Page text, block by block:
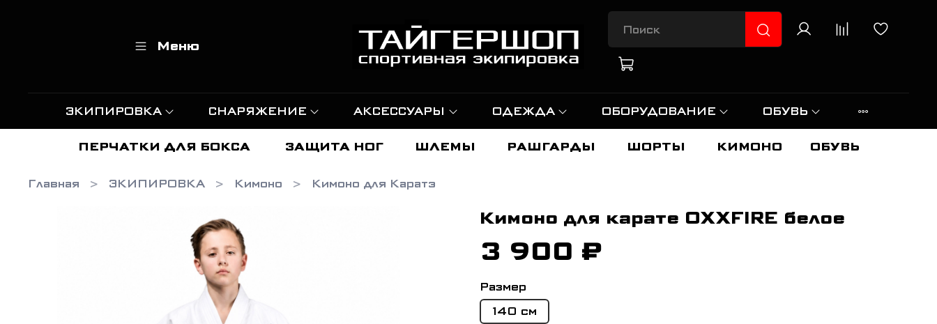
Меню
ЭКИПИРОВКА СНАРЯЖЕНИЕ АКСЕССУАРЫ ОДЕЖДА ОБОРУДОВАНИЕ ОБУВЬ
ПЕРЧАТКИ ДЛЯ БОКСА ЗАЩИТА НОГ ШЛЕМЫ РАШГАРДЫ ШОРТЫ КИМОНО ОБУВЬ
Главная ЭКИПИРОВКА Кимоно Кимоно для Каратэ
Кимоно для карате OXXFIRE белое
3 900 ₽
Размер
140 см